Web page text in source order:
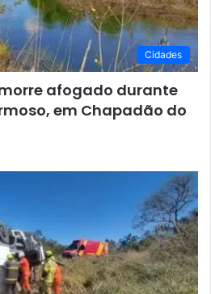
Cidades
afogado durante
em Chapadão do